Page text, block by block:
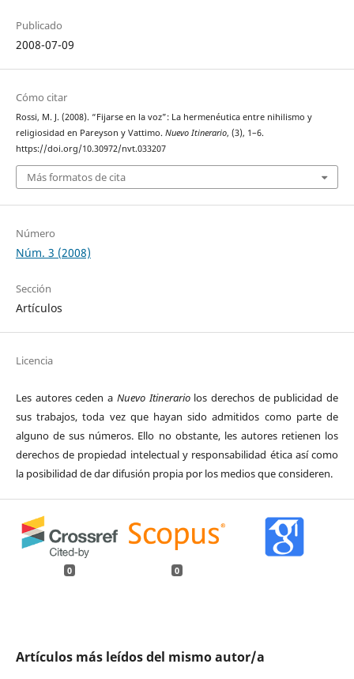
Publicado
2008-07-09
Cómo citar
Rossi, M. J. (2008). “Fijarse en la voz”: La hermenéutica entre nihilismo y
religiosidad en Pareyson y Vattimo. Nuevo Itinerario, (3), 1–6.
https://doi.org/10.30972/nvt.033207
Más formatos de cita
Número
Núm. 3 (2008)
Sección
Artículos
Licencia
Les autores ceden a Nuevo Itinerariolos derechos de publicidad de
sus trabajos, toda vez que hayan sido admitidos como parte de
alguno de sus números. Ello no obstante, les autores retienen los
derechos de propiedad intelectual y responsabilidad ética así como
la posibilidad de dar difusión propia por los medios que consideren.
0 0
Artículos más leídos del mismo autor/a